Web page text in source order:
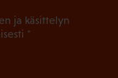
ja käsittelyn
*